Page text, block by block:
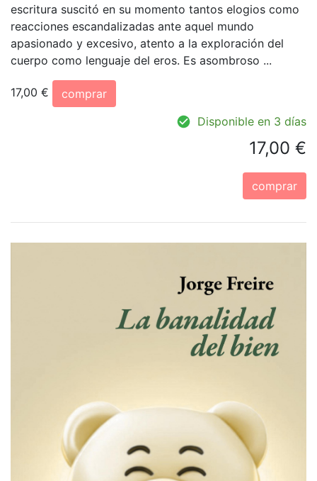
escritura suscitó en su momento tantos elogios como
reacciones escandalizadas ante aquel mundo
apasionado y excesivo, atento a la exploración del
cuerpo como lenguaje del eros. Es asombroso ...
17,00 €
comprar
Disponible en 3 días
17,00 €
comprar